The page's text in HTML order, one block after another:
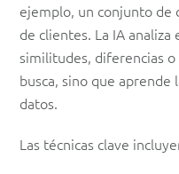
ejemplo, un conjunto de
de clientes. La IA
similitudes, diferencias o
busca, sino que aprende
datos.
Las técnicas clave